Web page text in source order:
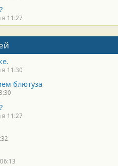
в 11:27
в 11:30
блютуза
в 11:27